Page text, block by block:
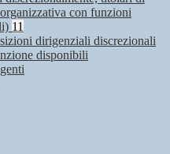
con funzioni
11
dirigenziali discrezionali
disponibili